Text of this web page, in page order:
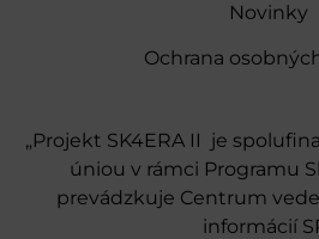
Novinky
Ochrana
„Projekt SK4ERA II je
úniou v rámci Programu
prevádzkuje Centrum
informácií